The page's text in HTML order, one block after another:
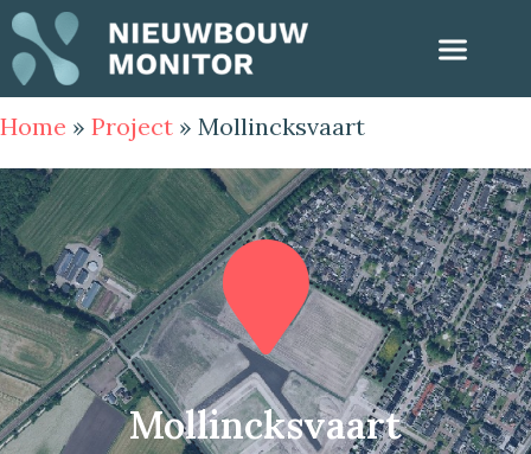
Home » Project » Mollincksvaart
Mollincksvaart